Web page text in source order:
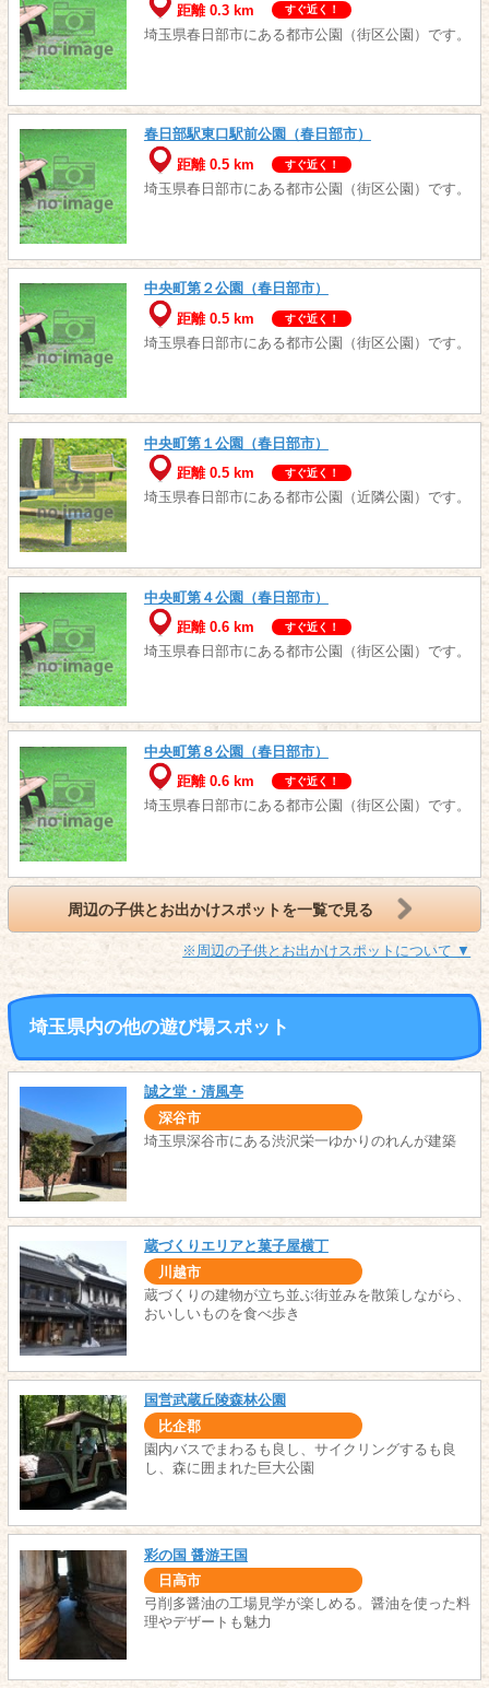
距離 0.3 km
すぐ近く！
埼玉県春日部市にある都市公園（街区公園）です。
春日部駅東口駅前公園（春日部市）
距離 0.5 km
すぐ近く！
埼玉県春日部市にある都市公園（街区公園）です。
中央町第２公園（春日部市）
距離 0.5 km
すぐ近く！
埼玉県春日部市にある都市公園（街区公園）です。
中央町第１公園（春日部市）
距離 0.5 km
すぐ近く！
埼玉県春日部市にある都市公園（近隣公園）です。
中央町第４公園（春日部市）
距離 0.6 km
すぐ近く！
埼玉県春日部市にある都市公園（街区公園）です。
中央町第８公園（春日部市）
距離 0.6 km
すぐ近く！
埼玉県春日部市にある都市公園（街区公園）です。
周辺の子供とお出かけスポットを一覧で見る
※周辺の子供とお出かけスポットについて ▼
埼玉県内の他の遊び場スポット
誠之堂・清風亭
深谷市
埼玉県深谷市にある渋沢栄一ゆかりのれんが建築
蔵づくりエリアと菓子屋横丁
川越市
蔵づくりの建物が立ち並ぶ街並みを散策しながら、
おいしいものを食べ歩き
国営武蔵丘陵森林公園
比企郡
園内バスでまわるも良し、サイクリングするも良
し、森に囲まれた巨大公園
彩の国 醤游王国
日高市
弓削多醤油の工場見学が楽しめる。醤油を使った料
理やデザートも魅力